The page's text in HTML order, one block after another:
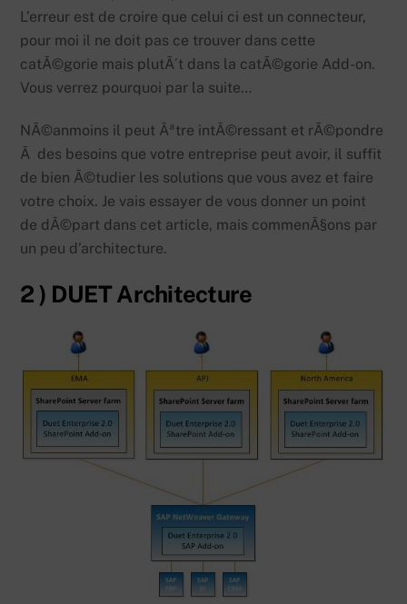
L’erreur est de croire que celui ci est un connecteur,
pour moi il ne doit pas ce trouver dans cette
catÃ©gorie mais plutÃ´t dans la catÃ©gorie Add-on.
Vous verrez pourquoi par la suite…
NÃ©anmoins il peut Ãªtre intÃ©ressant et rÃ©pondre
Ã des besoins que votre entreprise peut avoir, il suffit
de bien Ã©tudier les solutions que vous avez et faire
votre choix. Je vais essayer de vous donner un point
de dÃ©part dans cet article, mais commenÃ§ons par
un peu d’architecture.
2 ) DUET Architecture